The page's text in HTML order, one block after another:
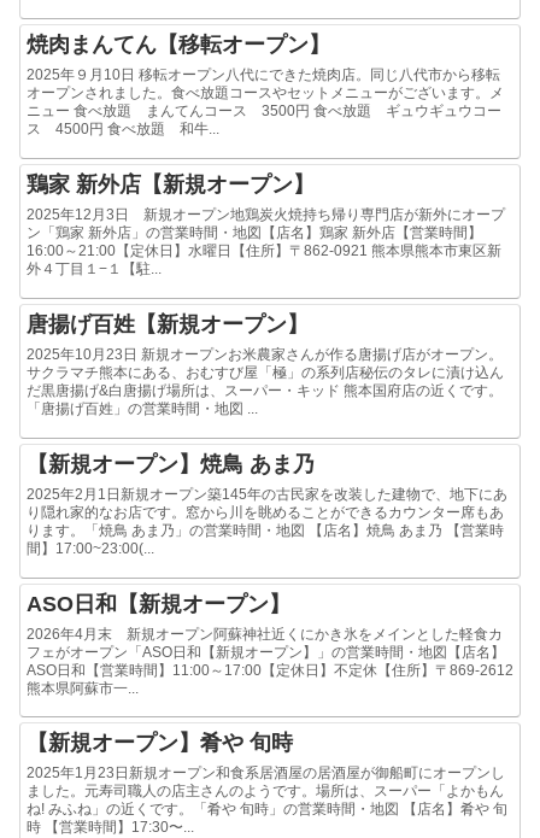
焼肉まんてん【移転オープン】
2025年９月10日 移転オープン八代にできた焼肉店。同じ八代市から移転
オープンされました。食べ放題コースやセットメニューがございます。メ
ニュー 食べ放題 まんてんコース 3500円 食べ放題 ギュウギュウコー
ス 4500円 食べ放題 和牛...
鶏家 新外店【新規オープン】
2025年12月3日 新規オープン地鶏炭火焼持ち帰り専門店が新外にオープ
ン「鶏家 新外店」の営業時間・地図【店名】鶏家 新外店【営業時間】
16:00～21:00【定休日】水曜日【住所】〒862-0921 熊本県熊本市東区新
外４丁目１−１【駐...
唐揚げ百姓【新規オープン】
2025年10月23日 新規オープンお米農家さんが作る唐揚げ店がオープン。
サクラマチ熊本にある、おむすび屋「極」の系列店秘伝のタレに漬け込ん
だ黒唐揚げ&白唐揚げ場所は、スーパー・キッド 熊本国府店の近くです。
「唐揚げ百姓」の営業時間・地図 ...
【新規オープン】焼鳥 あま乃
2025年2月1日新規オープン築145年の古民家を改装した建物で、地下にあ
り隠れ家的なお店です。窓から川を眺めることができるカウンター席もあ
ります。「焼鳥 あま乃」の営業時間・地図 【店名】焼鳥 あま乃 【営業時
間】17:00~23:00(...
ASO日和【新規オープン】
2026年4月末 新規オープン阿蘇神社近くにかき氷をメインとした軽食カ
フェがオープン「ASO日和【新規オープン】」の営業時間・地図【店名】
ASO日和【営業時間】11:00～17:00【定休日】不定休【住所】〒869-2612
熊本県阿蘇市一...
【新規オープン】肴や 旬時
2025年1月23日新規オープン和食系居酒屋の居酒屋が御船町にオープンし
ました。元寿司職人の店主さんのようです。場所は、スーパー「よかもん
ね! みふね」の近くです。「肴や 旬時」の営業時間・地図 【店名】肴や 旬
時 【営業時間】17:30〜...